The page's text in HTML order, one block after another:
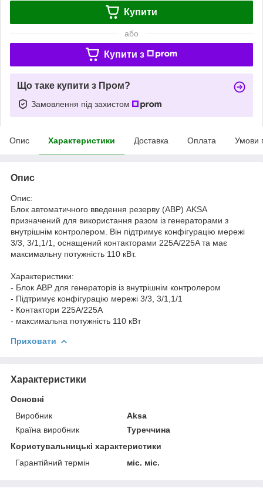
Купити
або
Купити з
Що таке купити з Пром?
Замовлення під захистом
Опис Характеристики Доставка Оплата Умови
Опис
Опис:
Блок автоматичного введення резерву (АВР) AKSA
призначений для використання разом із генераторами з
внутрішнім контролером. Він підтримує конфігурацію мережі
3/3, 3/1,1/1, оснащений контакторами 225A/225A та має
максимальну потужність 110 кВт.
Характеристики:
- Блок АВР для генераторів із внутрішнім контролером
- Підтримує конфігурацію мережі 3/3, 3/1,1/1
- Контактори 225A/225A
- максимальна потужність 110 кВт
Приховати
Характеристики
Основні
Виробник
Aksa
Країна виробник
Туреччина
Користувальницькі характеристики
Гарантійний термін
міс. міс.